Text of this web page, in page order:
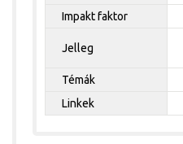
Impakt faktor
Jelleg
Témák
Linkek